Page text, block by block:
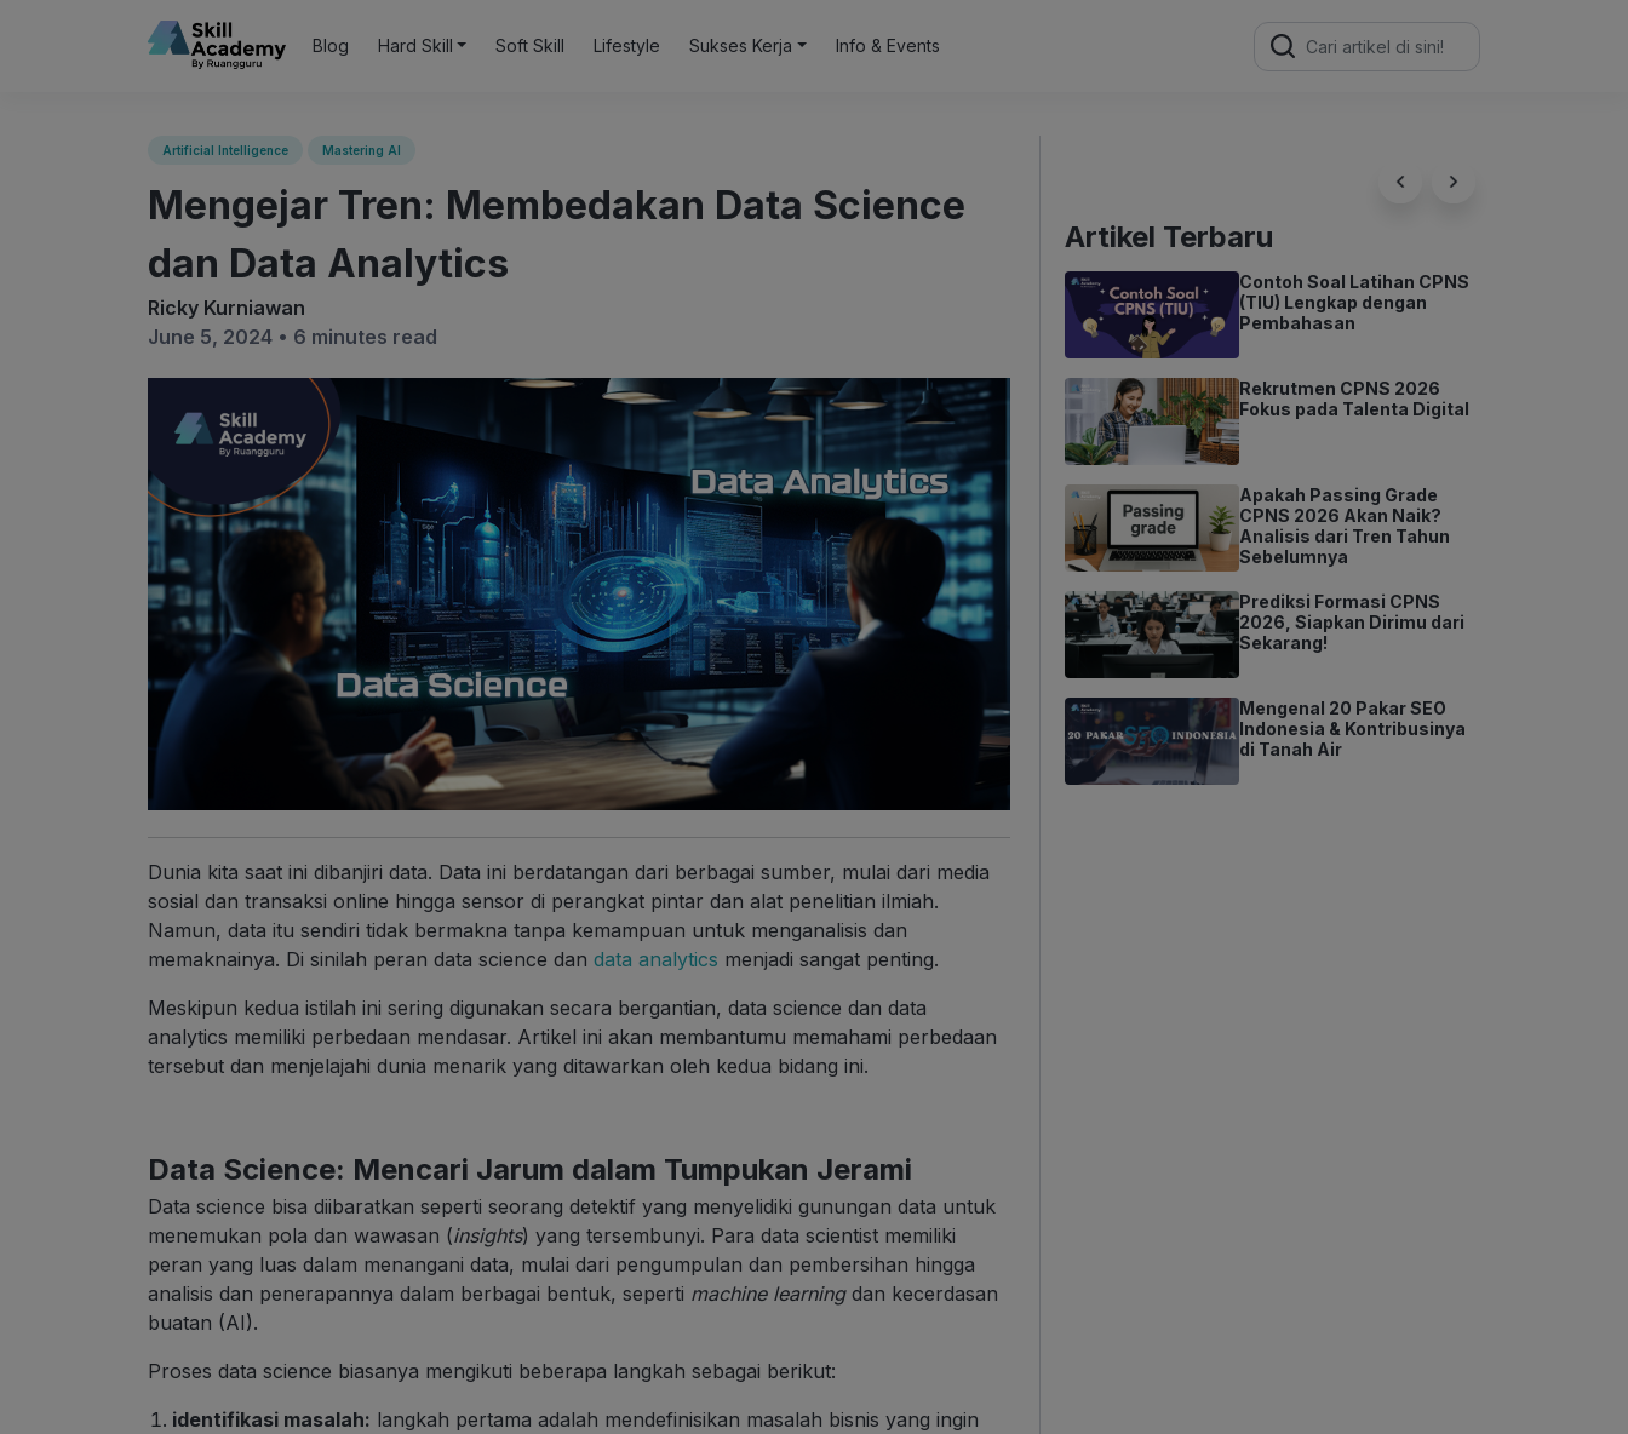
Blog Hard Skill Soft Skill Lifestyle Sukses Kerja Info & Events
Search
for:
Artificial Intelligence Mastering AI
Mengejar Tren: Membedakan Data Science
dan Data Analytics
Ricky Kurniawan
June 5, 2024 • 6 minutes read
Dunia kita saat ini dibanjiri data. Data ini berdatangan dari berbagai sumber, mulai dari media
sosial dan transaksi online hingga sensor di perangkat pintar dan alat penelitian ilmiah.
Namun, data itu sendiri tidak bermakna tanpa kemampuan untuk menganalisis dan
memaknainya. Di sinilah peran data science dan data analytics menjadi sangat penting.
Meskipun kedua istilah ini sering digunakan secara bergantian, data science dan data
analytics memiliki perbedaan mendasar. Artikel ini akan membantumu memahami perbedaan
tersebut dan menjelajahi dunia menarik yang ditawarkan oleh kedua bidang ini.
Data Science: Mencari Jarum dalam Tumpukan Jerami
Data science bisa diibaratkan seperti seorang detektif yang menyelidiki gunungan data untuk
menemukan pola dan wawasan (insights) yang tersembunyi. Para data scientist memiliki
peran yang luas dalam menangani data, mulai dari pengumpulan dan pembersihan hingga
analisis dan penerapannya dalam berbagai bentuk, seperti machine learningdan kecerdasan
buatan (AI).
Proses data science biasanya mengikuti beberapa langkah sebagai berikut:
identifikasi masalah: langkah pertama adalah mendefinisikan masalah bisnis yang ingin
Artikel Terbaru
Contoh Soal Latihan CPNS
(TIU) Lengkap dengan
Pembahasan
Rekrutmen CPNS 2026
Fokus pada Talenta Digital
Apakah Passing Grade
CPNS 2026 Akan Naik?
Analisis dari Tren Tahun
Sebelumnya
Prediksi Formasi CPNS
2026, Siapkan Dirimu dari
Sekarang!
Mengenal 20 Pakar SEO
Indonesia & Kontribusinya
di Tanah Air